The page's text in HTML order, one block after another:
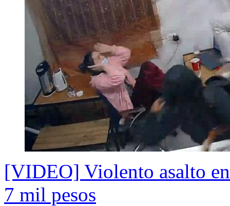
[VIDEO] Violento asalto
7 mil pesos